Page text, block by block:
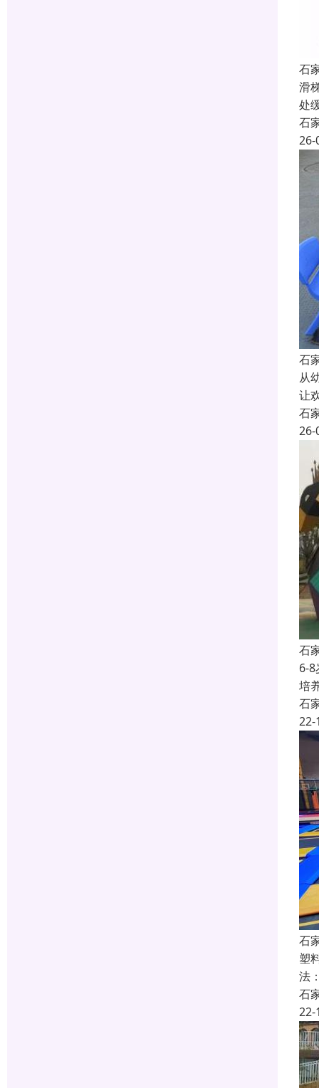
石
滑
处
石
26-
石
从
让
石
26-
石
6-
培
石
22-
石
塑
法
石
22-